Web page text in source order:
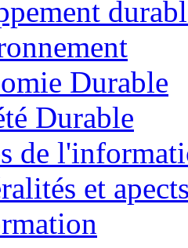
Durable
Durable
de
et